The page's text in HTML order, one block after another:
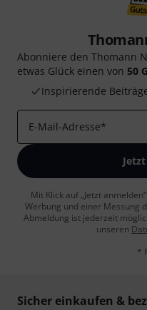
Abonniere den Thomann
etwas Glück einen von 50
Inspirierende
E-Mail-Adresse*
Mit Klick auf „Jetzt
Werbung und einer Messung
Abmeldung ist jederzeit
unseren
*
Sicher einkaufen &